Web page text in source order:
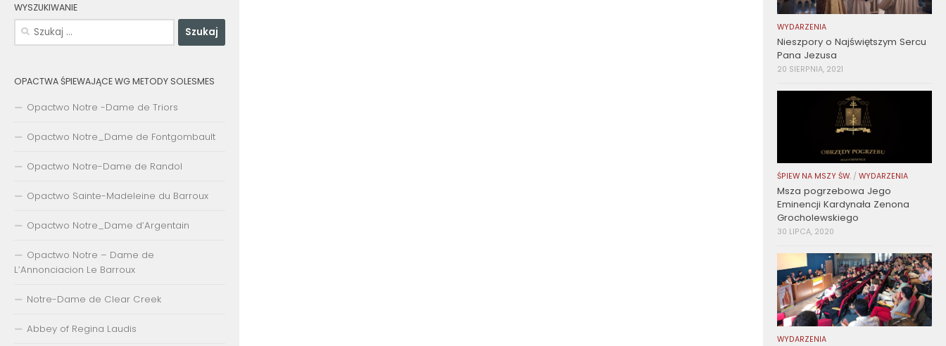
WYSZUKIWANIE
Szukaj:
OPACTWA ŚPIEWAJĄCE WG METODY SOLESMES
Opactwo Notre -Dame de Triors
Opactwo Notre_Dame de Fontgombault
Opactwo Notre-Dame de Randol
Opactwo Sainte-Madeleine du Barroux
Opactwo Notre_Dame d’Argentain
Opactwo Notre – Dame de
L’Annonciacion Le Barroux
Notre-Dame de Clear Creek
Abbey of Regina Laudis
WYDARZENIA
Nieszpory o Najświętszym Sercu
Pana Jezusa
20 SIERPNIA, 2021
ŚPIEW NA MSZY ŚW. / WYDARZENIA
Msza pogrzebowa Jego
Eminencji Kardynała Zenona
Grocholewskiego
30 LIPCA, 2020
WYDARZENIA